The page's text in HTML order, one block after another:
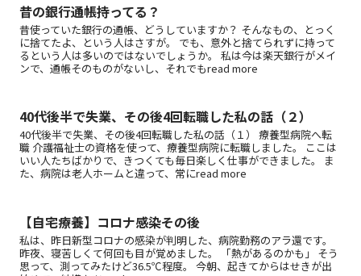
昔の銀行通帳持ってる？
昔使っていた銀行の通帳、どうしていますか？ そんなもの、とっく
に捨てたよ、という人はさすが。 でも、意外と捨てられずに持って
るという人は多いのではないでしょうか。 私は今は楽天銀行がメイ
ンで、通帳そのものがないし、それでもread more
40代後半で失業、その後4回転職した私の話（２）
40代後半で失業、その後4回転職した私の話（１） 療養型病院へ転
職 介護福祉士の資格を使って、療養型病院に転職しました。 ここは
いい人たちばかりで、きつくても毎日楽しく仕事ができました。 ま
た、病院は老人ホームと違って、常にread more
【自宅療養】コロナ感染その後
私は、昨日新型コロナの感染が判明した、病院勤務のアラ還です。
昨夜、寝苦しくて何回も目が覚めました。 「熱があるのかも」 そう
思って、測ってみたけど36.5℃程度。 今朝、起きてからはせきが出